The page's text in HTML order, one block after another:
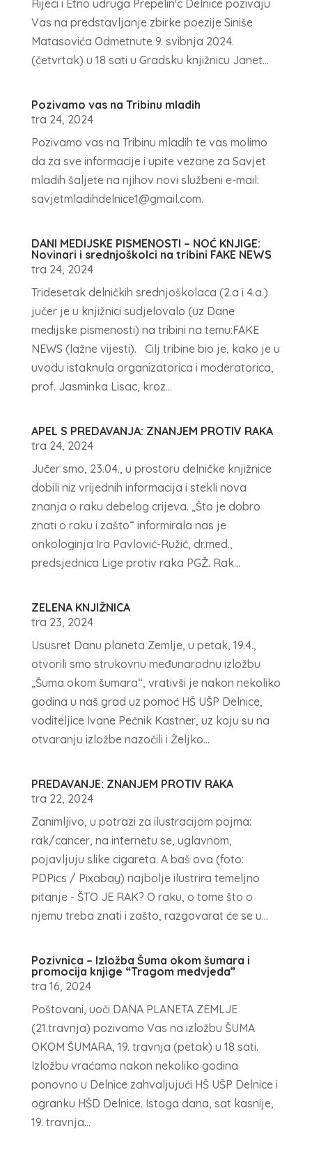
Rijeci i Etno udruga Prepelin'c Delnice pozivaju
Vas na predstavljanje zbirke poezije Siniše
Matasovića Odmetnute 9. svibnja 2024.
(četvrtak) u 18 sati u Gradsku knjižnicu Janet...
Pozivamo vas na Tribinu mladih
tra 24, 2024
Pozivamo vas na Tribinu mladih te vas molimo
da za sve informacije i upite vezane za Savjet
mladih šaljete na njihov novi službeni e-mail:
savjetmladihdelnice1@gmail.com.
DANI MEDIJSKE PISMENOSTI – NOĆ KNJIGE:
Novinari i srednjoškolci na tribini FAKE NEWS
tra 24, 2024
Tridesetak delničkih srednjoškolaca (2.a i 4.a.)
jučer je u knjižnici sudjelovalo (uz Dane
medijske pismenosti) na tribini na temu:FAKE
NEWS (lažne vijesti). Cilj tribine bio je, kako je u
uvodu istaknula organizatorica i moderatorica,
prof. Jasminka Lisac, kroz...
APEL S PREDAVANJA: ZNANJEM PROTIV RAKA
tra 24, 2024
Jučer smo, 23.04., u prostoru delničke knjižnice
dobili niz vrijednih informacija i stekli nova
znanja o raku debelog crijeva. „Što je dobro
znati o raku i zašto“ informirala nas je
onkologinja Ira Pavlović-Ružić, dr.med.,
predsjednica Lige protiv raka PGŽ. Rak...
ZELENA KNJIŽNICA
tra 23, 2024
Ususret Danu planeta Zemlje, u petak, 19.4.,
otvorili smo strukovnu međunarodnu izložbu
„Šuma okom šumara“, vrativši je nakon nekoliko
godina u naš grad uz pomoć HŠ UŠP Delnice,
voditeljice Ivane Pečnik Kastner, uz koju su na
otvaranju izložbe nazočili i Željko...
PREDAVANJE: ZNANJEM PROTIV RAKA
tra 22, 2024
Zanimljivo, u potrazi za ilustracijom pojma:
rak/cancer, na internetu se, uglavnom,
pojavljuju slike cigareta. A baš ova (foto:
PDPics / Pixabay) najbolje ilustrira temeljno
pitanje - ŠTO JE RAK? O raku, o tome što o
njemu treba znati i zašto, razgovarat će se u...
Pozivnica – Izložba Šuma okom šumara i
promocija knjige “Tragom medvjeda”
tra 16, 2024
Poštovani, uoči DANA PLANETA ZEMLJE
(21.travnja) pozivamo Vas na izložbu ŠUMA
OKOM ŠUMARA, 19. travnja (petak) u 18 sati.
Izložbu vraćamo nakon nekoliko godina
ponovno u Delnice zahvaljujući HŠ UŠP Delnice i
ogranku HŠD Delnice. Istoga dana, sat kasnije,
19. travnja...